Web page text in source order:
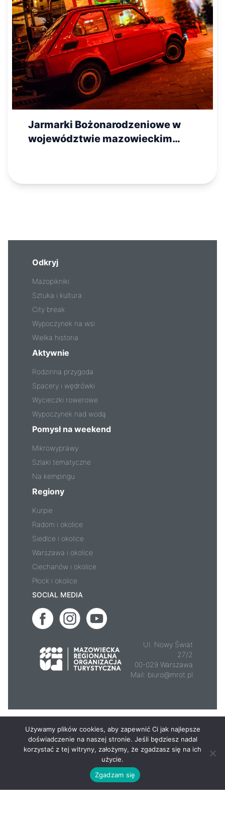
Jarmarki Bożonarodzeniowe w
województwie mazowieckim
Odkryj
Mazopikniki
Sztuka i kultura
City break
Wypoczynek na wsi
Wielka historia
Aktywnie
Rodzinna przygoda
Spacery i wędrówki
Wycieczki rowerowe
Wypoczynek nad wodą
Pomysł na weekend
Mikrowyprawy
Szlaki tematyczne
Na kempingu
Regiony
Kurpie
Radom i okolice
Siedlce i okolice
Warszawa i okolice
Ciechanów i okolice
Płock i okolice
SOCIAL MEDIA
Ul. Nowy Świat
27/2
00-029 Warszawa
Mail: biuro@mrot.pl
Używamy plików cookies, aby zapewnić Ci jak najlepsze
doświadczenie na naszej stronie. Jeśli będziesz nadal
korzystać z tej witryny, założymy, że zgadzasz się na ich
użycie.
Zgadzam się